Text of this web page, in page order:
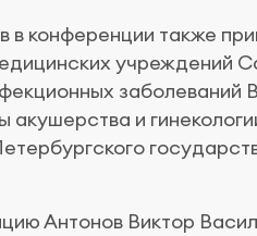
в конференции также
учреждений
акушерства и
Антонов Виктор